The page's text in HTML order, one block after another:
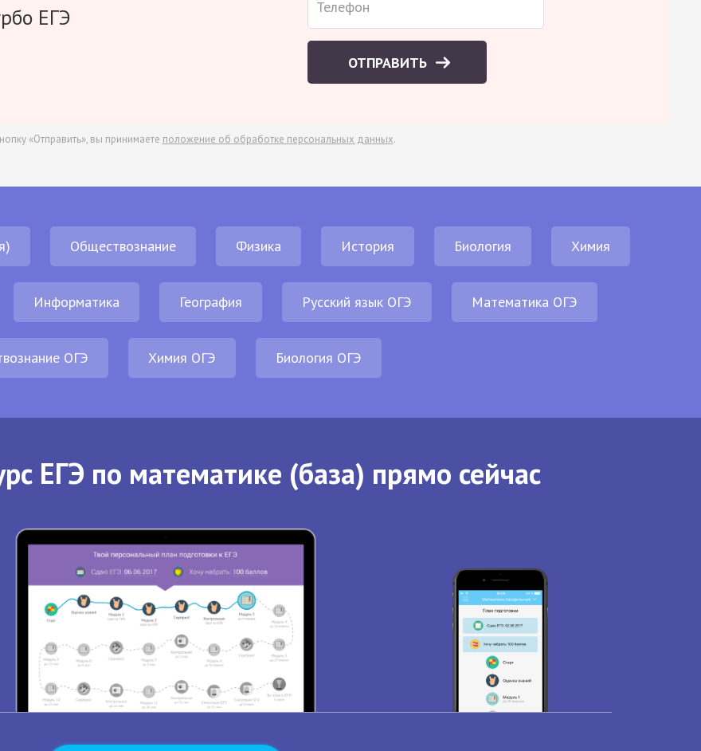
ЕГЭ
ОТПРАВИТЬ
«Отправить», вы принимаете положение об обработке персональных данных.
Обществознание Физика История Биология Химия
Информатика География Русский язык ОГЭ Математика ОГЭ
ОГЭ Химия ОГЭ Биология ОГЭ
ЕГЭ по математике (база) прямо сейчас